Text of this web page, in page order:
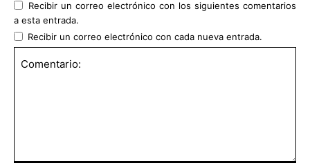
Recibir un correo electrónico con los siguientes comentarios
a esta entrada.
Recibir un correo electrónico con cada nueva entrada.